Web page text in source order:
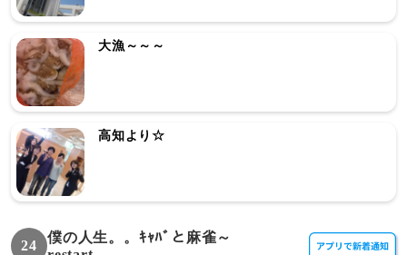
大漁～～～
高知より☆
24
僕の人生。。ｷｬﾊﾞと麻雀～